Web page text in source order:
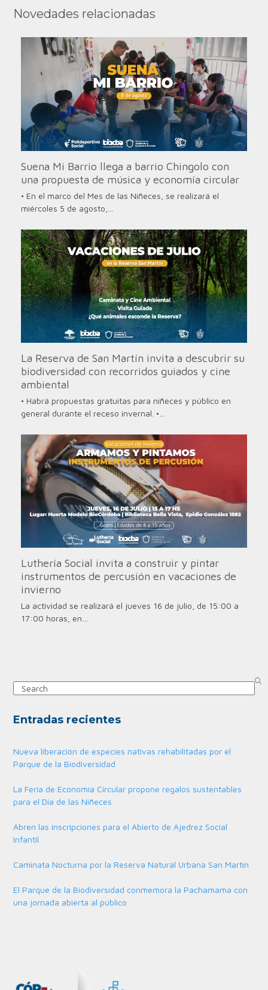
Novedades relacionadas
Suena Mi Barrio llega a barrio Chingolo con
una propuesta de música y economía circular
• En el marco del Mes de las Niñeces, se realizará el
miércoles 5 de agosto,…
La Reserva de San Martín invita a descubrir su
biodiversidad con recorridos guiados y cine
ambiental
• Habrá propuestas gratuitas para niñeces y público en
general durante el receso invernal. •…
Luthería Social invita a construir y pintar
instrumentos de percusión en vacaciones de
invierno
La actividad se realizará el jueves 16 de julio, de 15:00 a
17:00 horas, en…
Search
Entradas recientes
Nueva liberación de especies nativas rehabilitadas por el
Parque de la Biodiversidad
La Feria de Economía Circular propone regalos sustentables
para el Día de las Niñeces
Abren las inscripciones para el Abierto de Ajedrez Social
Infantil
Caminata Nocturna por la Reserva Natural Urbana San Martín
El Parque de la Biodiversidad conmemora la Pachamama con
una jornada abierta al público